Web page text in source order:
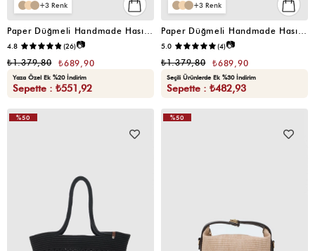
3
Paper Düğmeli Handmade Hasır Omuz Çantası Vizon
4.8 (26)📷
₺689,90
₺1.379,80
Yaza Özel Ek %20 İndirim
Sepette : ₺551,92
3
Paper Düğmeli Handmade Hasır Omuz Çantası Siyah
5.0 (4)📷
₺689,90
₺1.379,80
Seçili Ürünlerde Ek %30 İndirim
Sepette : ₺482,93
%50 %50